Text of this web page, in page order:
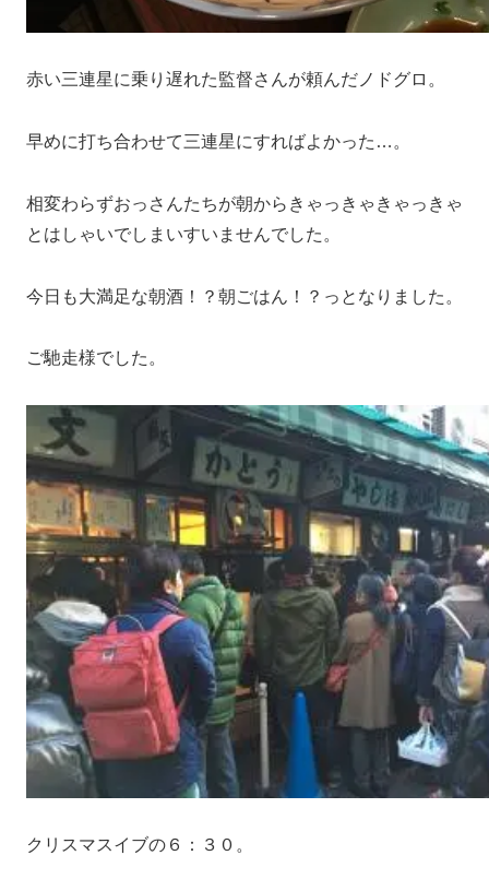
赤い三連星に乗り遅れた監督さんが頼んだノドグロ。
早めに打ち合わせて三連星にすればよかった…。
相変わらずおっさんたちが朝からきゃっきゃきゃっきゃ
とはしゃいでしまいすいませんでした。
今日も大満足な朝酒！？朝ごはん！？っとなりました。
ご馳走様でした。
クリスマスイブの６：３０。